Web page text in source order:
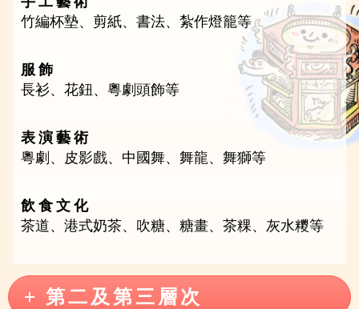
竹編杯墊、剪紙、書法、紮作燈籠等
服 飾
長衫、花鈕、粵劇頭飾等
表 演 藝 術
粵劇、皮影戲、中國舞、舞龍、舞獅等
飲 食 文 化
茶道、港式奶茶、吹糖、糖畫、茶粿、灰水糭等
第 二 及 第 三 層 次